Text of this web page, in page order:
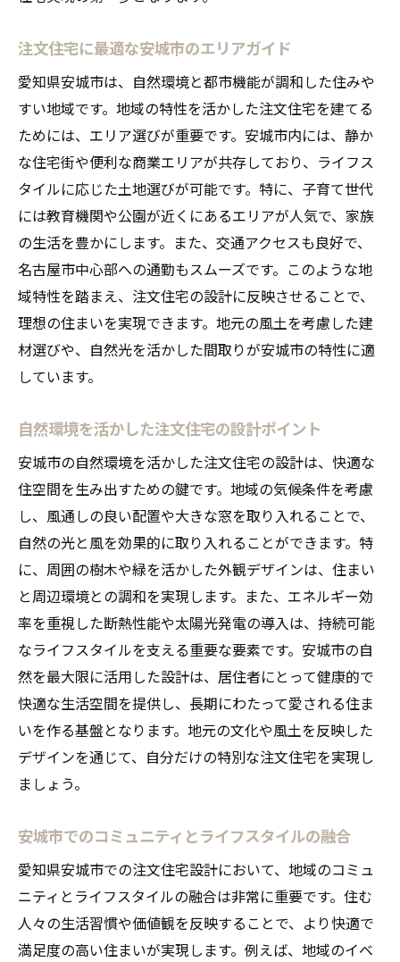
趣味や活動に適した土地の選び方
家族構成に合った住まいの設計
未来を見据えた土地選びのポイント
地域コミュニティとの関わりを考慮する
ライフスタイルに対応する注文住宅の特徴
注文住宅の土地探しで失敗しないための必須知
識
土地探しの基本ステップ
よくある失敗例とその回避法
専門家に相談すべき場面とは
契約時に確認すべき重要事項
土地の法律や権利関係の理解
購入後のサポート体制を確認する
安城市ならではの設計コンセプト
地域の素材を活用した住宅デザイン
伝統と現代性の融合を図る設計手法
地元工務店との連携で実現する住まい
周辺環境を考慮した調和の取れた建物
地域社会との共生を重視した住宅計画
理想の住空間を実現する安城市での注文住宅の
ステップ
住空間を最大限に活かすプランニング
施工前に知っておくべきポイント
住みやすさを追求した空間の使い方
末永く愛される住まいを目指して
注文住宅に最適な安城市のエリアガイド
愛知県安城市は、自然環境と都市機能が調和した住みや
すい地域です。地域の特性を活かした注文住宅を建てる
ためには、エリア選びが重要です。安城市内には、静か
な住宅街や便利な商業エリアが共存しており、ライフス
タイルに応じた土地選びが可能です。特に、子育て世代
には教育機関や公園が近くにあるエリアが人気で、家族
の生活を豊かにします。また、交通アクセスも良好で、
名古屋市中心部への通勤もスムーズです。このような地
域特性を踏まえ、注文住宅の設計に反映させることで、
理想の住まいを実現できます。地元の風土を考慮した建
材選びや、自然光を活かした間取りが安城市の特性に適
しています。
自然環境を活かした注文住宅の設計ポイント
安城市の自然環境を活かした注文住宅の設計は、快適な
住空間を生み出すための鍵です。地域の気候条件を考慮
し、風通しの良い配置や大きな窓を取り入れることで、
自然の光と風を効果的に取り入れることができます。特
に、周囲の樹木や緑を活かした外観デザインは、住まい
と周辺環境との調和を実現します。また、エネルギー効
率を重視した断熱性能や太陽光発電の導入は、持続可能
なライフスタイルを支える重要な要素です。安城市の自
然を最大限に活用した設計は、居住者にとって健康的で
快適な生活空間を提供し、長期にわたって愛される住ま
いを作る基盤となります。地元の文化や風土を反映した
デザインを通じて、自分だけの特別な注文住宅を実現し
ましょう。
安城市でのコミュニティとライフスタイルの融合
愛知県安城市での注文住宅設計において、地域のコミュ
ニティとライフスタイルの融合は非常に重要です。住む
人々の生活習慣や価値観を反映することで、より快適で
満足度の高い住まいが実現します。例えば、地域のイベ